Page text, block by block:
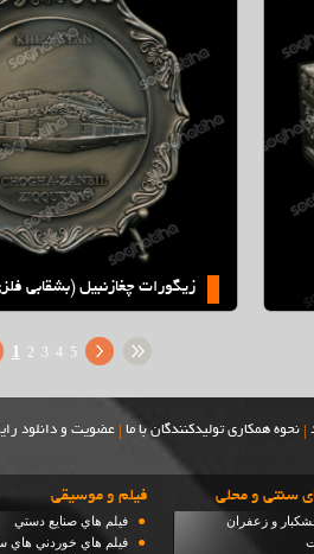
زیگورات چغازنبیل (بشقابی
سكه طلائي مقبره
1 2 3 4 5
| نحوه همکاری تولیدکنندگان با ما | عضویت و دانلود
سنتی و محلی
و زعفران
فيلم و موسيقي
● فيلم هاي صنايع دستي
● فيلم هاي خوردني هاي